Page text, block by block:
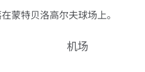
蒙特贝洛高尔夫球场上。
机场